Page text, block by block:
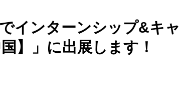
インターンシップ&キャ
】」に出展します！